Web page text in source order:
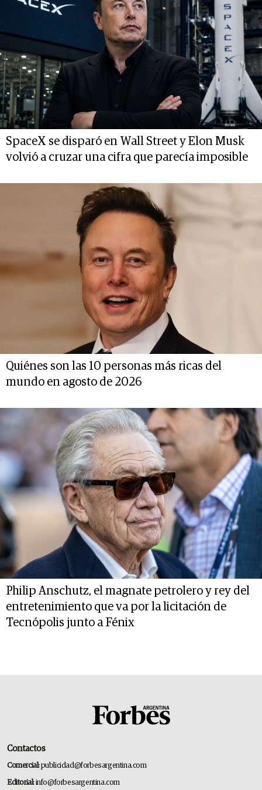
SpaceX se disparó en Wall Street y Elon Musk
volvió a cruzar una cifra que parecía imposible
Quiénes son las 10 personas más ricas del
mundo en agosto de 2026
Philip Anschutz, el magnate petrolero y rey del
entretenimiento que va por la licitación de
Tecnópolis junto a Fénix
Contactos
Comercial:publicidad@forbesargentina.com
Editorial:info@forbesargentina.com